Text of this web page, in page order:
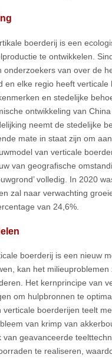
boerderij is een
te ontwikkelen.
onderzoekers van over de
en elke regio heeft
en stedelijke
ontwikkeling van
neemt de stedelijke
mate in staat zijn om
van verticale
van geografische
volledig. In 2020
zal naar verwachting
van 24,6%.
boerderij is een nieuw
kan het
Het kernprincipe van
om hulpbronnen te
verticale boerderijen teelt
van krimp van
van geavanceerde
te realiseren,